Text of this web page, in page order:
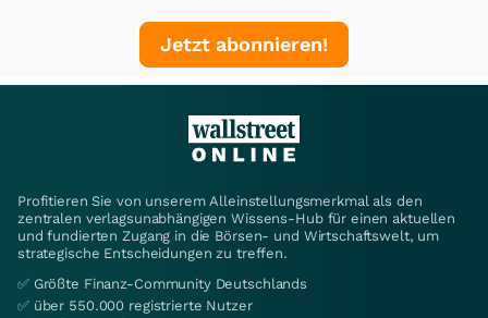
Jetzt abonnieren!
Profitieren Sie von unserem Alleinstellungsmerkmal als den
zentralen verlagsunabhängigen Wissens-Hub für einen aktuellen
und fundierten Zugang in die Börsen- und Wirtschaftswelt, um
strategische Entscheidungen zu treffen.
✅ Größte Finanz-Community Deutschlands
✅ über 550.000 registrierte Nutzer